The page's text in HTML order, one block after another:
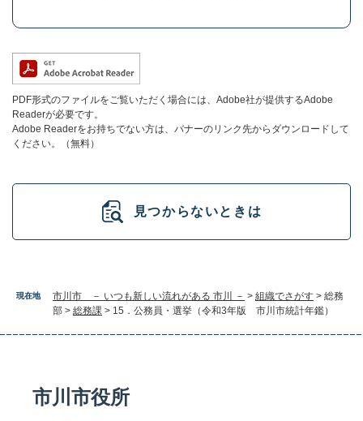
現在地 市川市 － いつも新しい流れがある 市川 － > 組織でさがす > 総務
部 > 総務課 > 15．公務員・選挙（令和3年版 市川市統計年鑑）
PDF形式のファイルをご覧いただく場合には、Adobe社が提供するAdobe
Readerが必要です。
Adobe Readerをお持ちでない方は、バナーのリンク先からダウンロードして
ください。（無料）
見つからないときは
市川市役所